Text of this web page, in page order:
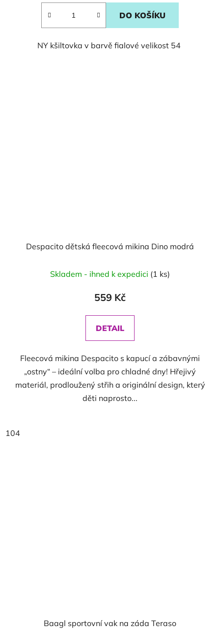
DO KOŠÍKU
NY kšiltovka v barvě fialové velikost 54
Despacito dětská fleecová mikina Dino modrá
Skladem - ihned k expedici (1 ks)
559 Kč
DETAIL
Fleecová mikina Despacito s kapucí a zábavnými
„ostny“ – ideální volba pro chladné dny! Hřejivý
materiál, prodloužený střih a originální design, který
děti naprosto...
104
Baagl sportovní vak na záda Teraso